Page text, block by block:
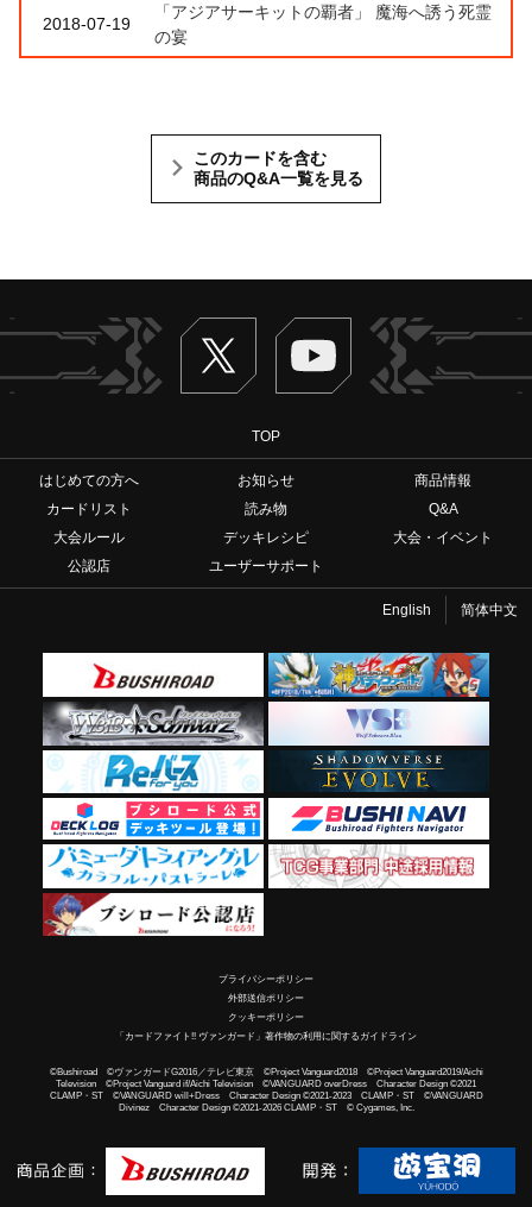
2018-07-19
「アジアサーキットの覇者」 魔海へ誘う死霊
の宴
このカードを含む
商品のQ&A一覧を見る
Twitter ヴァンガードch
TOP
はじめての方へ お知らせ
商品情報
カードリスト
読み物
Q&A
大会ルール
デッキレシピ
大会・イベント
公認店
ユーザーサポート
English 简体中文
プライバシーポリシー
外部送信ポリシー
クッキーポリシー
「カードファイト!! ヴァンガード」著作物の利用に関するガイドライン
©Bushiroad ©ヴァンガードG2016／テレビ東京 ©Project Vanguard2018 ©Project Vanguard2019/Aichi
Television ©Project Vanguard if/Aichi Television ©VANGUARD overDress Character Design ©2021
CLAMP・ST ©VANGUARD will+Dress Character Design ©2021-2023 CLAMP・ST ©VANGUARD
Divinez Character Design ©2021-2026 CLAMP・ST © Cygames, Inc.